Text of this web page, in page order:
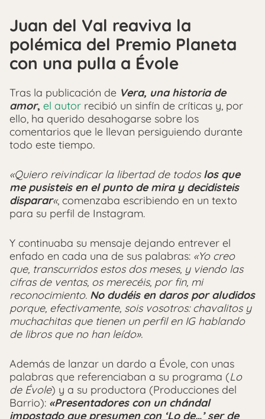
Juan del Val reaviva la
polémica del Premio Planeta
con una pulla a Évole
Tras la publicación de Vera, una historia de
amor, el autor recibió un sinfín de críticas y, por
ello, ha querido desahogarse sobre los
comentarios que le llevan persiguiendo durante
todo este tiempo.
«Quiero reivindicar la libertad de todoslos que
me pusisteis en el punto de mira y decidisteis
disparar«, comenzaba escribiendo en un texto
para su perfil de Instagram.
Y continuaba su mensaje dejando entrever el
enfado en cada una de sus palabras: «Yo creo
que, transcurridos estos dos meses, y viendo las
cifras de ventas, os merecéis, por fin, mi
reconocimiento. No dudéis en daros por aludidos
porque, efectivamente, sois vosotros: chavalitos y
muchachitas que tienen un perfil en IG hablando
de libros que no han leído».
Además de lanzar un dardo a Évole, con unas
palabras que referenciaban a su programa (Lo
de Évole) y a su productora (Producciones del
Barrio): «Presentadores con un chándal
impostado que presumen con ‘Lo de…’ ser de